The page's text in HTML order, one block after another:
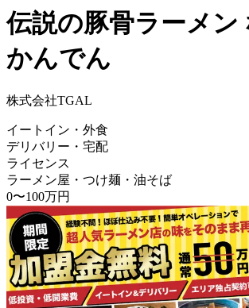
伝説の豚骨ラーメン
かんでん
株式会社TGAL
イートイン・外食
デリバリー・宅配
ライセンス
ラーメン屋・つけ麺・油そば
0〜100万円